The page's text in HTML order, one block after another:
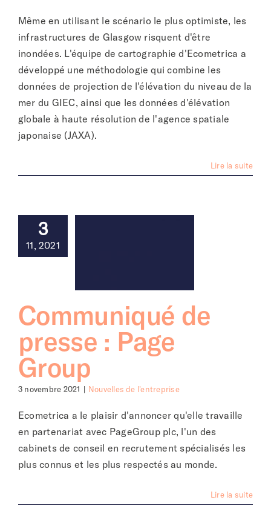
Même en utilisant le scénario le plus optimiste, les
infrastructures de Glasgow risquent d'être
inondées. L'équipe de cartographie d'Ecometrica a
développé une méthodologie qui combine les
données de projection de l'élévation du niveau de la
mer du GIEC, ainsi que les données d'élévation
globale à haute résolution de l'agence spatiale
japonaise (JAXA).
Lire la suite
3
11, 2021
Communiqué de
presse : Page
Group
3 novembre 2021 | Nouvelles de l'entreprise
Ecometrica a le plaisir d'annoncer qu'elle travaille
en partenariat avec PageGroup plc, l'un des
cabinets de conseil en recrutement spécialisés les
plus connus et les plus respectés au monde.
Lire la suite